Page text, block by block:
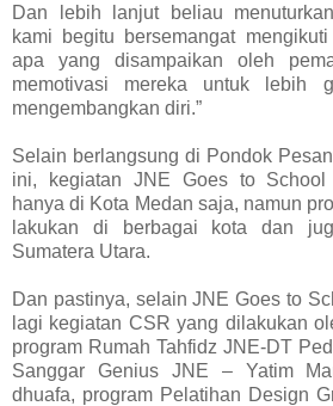
Dan lebih lanjut beliau
kami begitu bersemangat
apa yang disampaikan oleh
memotivasi mereka untuk lebih
mengembangkan diri.”
Selain berlangsung di Pondok
ini, kegiatan JNE Goes to
hanya di Kota Medan saja, namun
lakukan di berbagai kota dan
Sumatera Utara.
Dan pastinya, selain JNE Goes to
lagi kegiatan CSR yang dilakukan
program Rumah Tahfidz JNE-DT
Sanggar Genius JNE – Yatim
dhuafa, program Pelatihan Design